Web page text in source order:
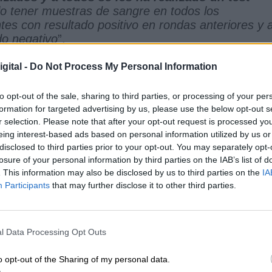
- Do Not Process My Personal Information
opt-out of the sale, sharing to third parties, or processing of your
for targeted advertising by us, please use the below opt-out
selection. Please note that after your opt-out request is processed
interest-based ads based on personal information utilized by us
to third parties prior to your opt-out. You may separately
of your personal information by third parties on the IAB’s list of
This information may also be disclosed by us to third parties on the
Participants that may further disclose it to other third parties.
Data Processing Opt Outs
opt-out of the Sharing of my personal data.
tener muestras de sangre en todos los
con resultado positivo en rondas anteriores y
negativo”.
en el país se ha encontrado en la
de prevalencia global de anticuerpos IgG
, siendo la provincia española por mayor
cuatro rondas del estudio.
Toledo y Albacete como los siguientes
mayor velocidad, con porcentajes de
así, hay que destacar que la enfermedad
Castilla y León, exceptuando León, y
(14,3%), Zaragoza (12,7%), Barcelona
afectadas por el virus
de Madrid y las dos Castillas,
a alcanzar el 5% de la población con